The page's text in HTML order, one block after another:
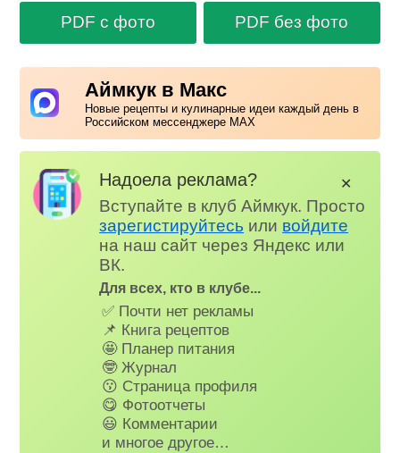
PDF с фото PDF без фото
Аймкук в Макс
Новые рецепты и кулинарные идеи каждый день в
Российском мессенджере MAX
Надоела реклама?
Вступайте в клуб Аймкук. Просто
зарегистируйтесь или войдите
на наш сайт через Яндекс или
ВК.
Для всех, кто в клубе...
✅ Почти нет рекламы
📌 Книга рецептов
🤩 Планер питания
🤓 Журнал
😗 Страница профиля
😋 Фотоотчеты
😃 Комментарии
и многое другое…
✕